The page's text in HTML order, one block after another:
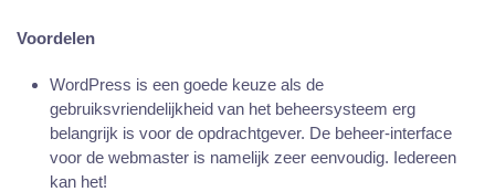
Voordelen
WordPress is een goede keuze als de
gebruiksvriendelijkheid van het beheersysteem erg
belangrijk is voor de opdrachtgever. De beheer-interface
voor de webmaster is namelijk zeer eenvoudig. Iedereen
kan het!